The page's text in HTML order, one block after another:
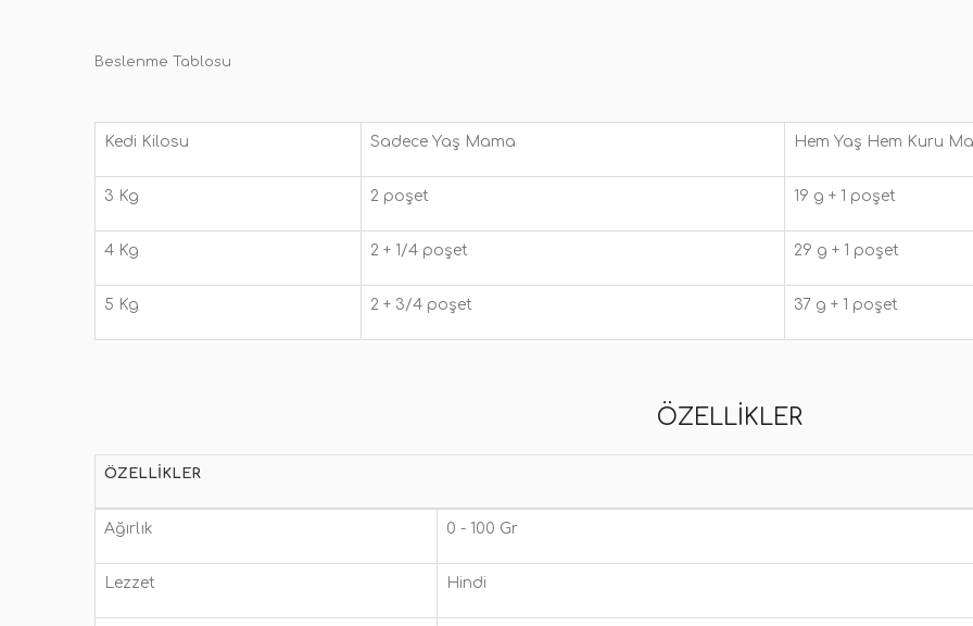
Beslenme Tablosu
Kedi Kilosu Sadece Yaş Mama Hem Yaş Hem Kuru
3 Kg 2 poşet 19 g + 1 poşet
4 Kg 2 + 1/4 poşet 29 g + 1 poşet
5 Kg 2 + 3/4 poşet 37 g + 1 poşet
ÖZELLIKLER
ÖZELLIKLER
Ağırlık 0 - 100 Gr
Lezzet Hindi